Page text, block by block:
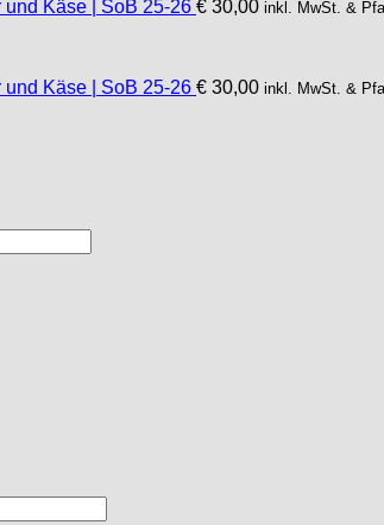
und Käse | SoB 25-26 € 30,00 inkl. MwSt. &
und Käse | SoB 25-26 € 30,00 inkl. MwSt. &